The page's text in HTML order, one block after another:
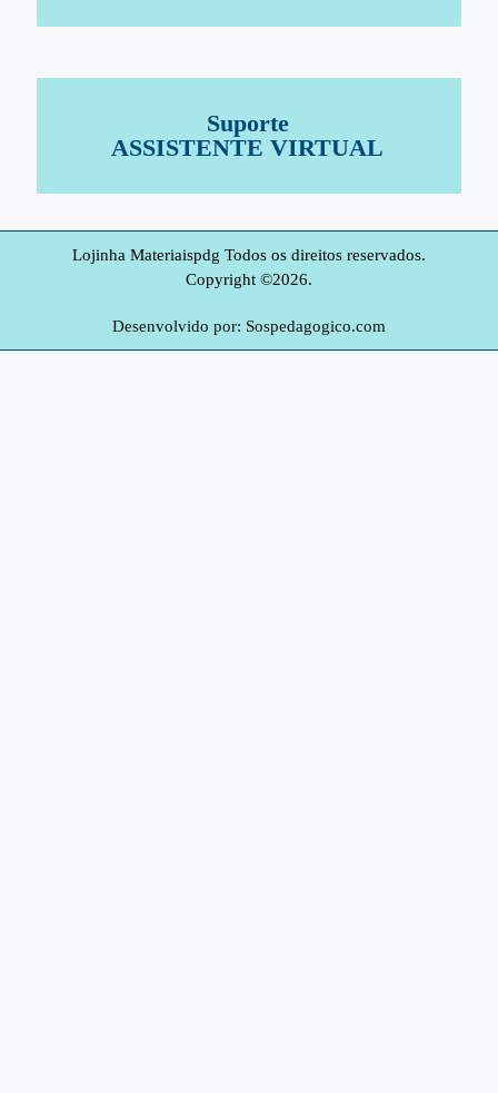
Suporte
ASSISTENTE VIRTUAL
Lojinha Materiaispdg Todos os direitos reservados.
Copyright ©2026.
Desenvolvido por: Sospedagogico.com